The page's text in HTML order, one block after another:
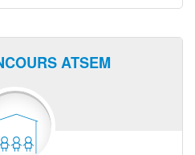
ATSEM